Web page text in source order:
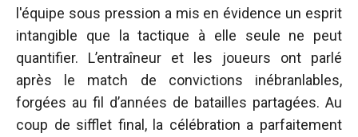
l'équipe sous pression a mis en évidence un esprit
intangible que la tactique à elle seule ne peut
quantifier. L’entraîneur et les joueurs ont parlé
après le match de convictions inébranlables,
forgées au fil d’années de batailles partagées. Au
coup de sifflet final, la célébration a parfaitement